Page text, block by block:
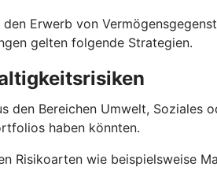
Erwerb von
gelten folgende Strategien.
den Bereichen Umwelt,
haben könnten.
Risikoarten wie beispielsweise